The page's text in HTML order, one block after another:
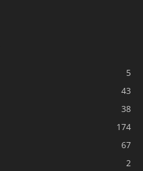
5
43
38
174
67
2